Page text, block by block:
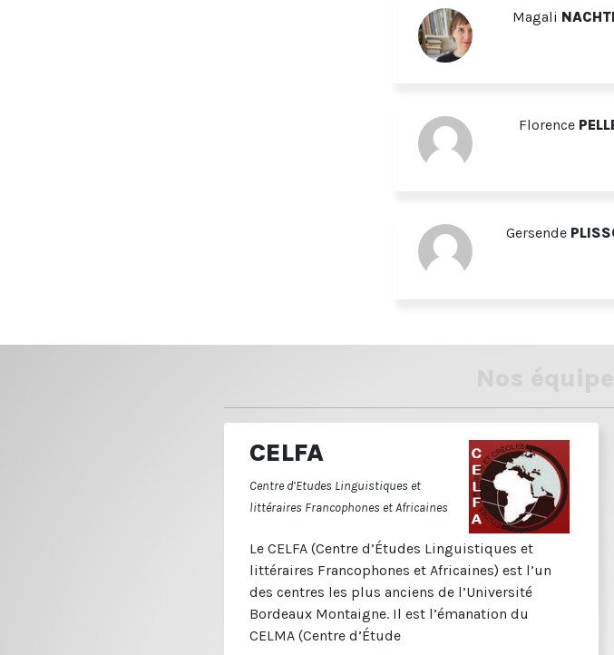
Magali
Florence
Gersende
CELFA
Centre d’Etudes Linguistiques et
littéraires Francophones et Africaines
Le CELFA (Centre d’Études Linguistiques et
littéraires Francophones et Africaines) est l’un
des centres les plus anciens de l’Université
Bordeaux Montaigne. Il est l’émanation du
CELMA (Centre d’Étude